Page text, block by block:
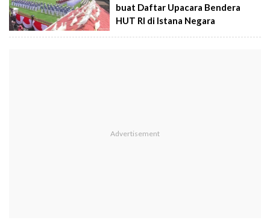
buat Daftar Upacara Bendera
HUT RI di Istana Negara